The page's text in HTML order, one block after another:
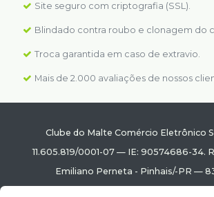
Site seguro com criptografia (SSL).
Blindado contra roubo e clonagem do
Troca garantida em caso de extravio.
Mais de 2.000 avaliações de nossos
Clube do Malte Comércio Eletrônico
11.605.819/0001-07— IE: 90574686-34.
Emiliano Perneta - Pinhais/-PR —